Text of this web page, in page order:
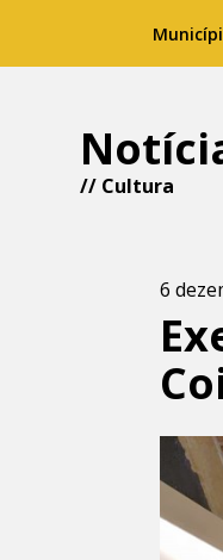
// Cultura
6